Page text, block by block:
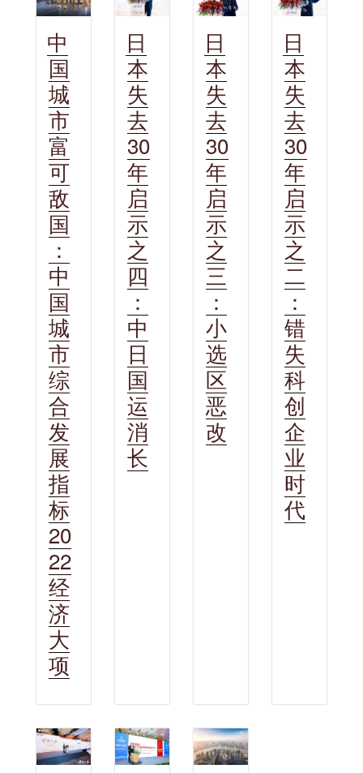
中
国
城
市
富
可
敌
国
：
中
国
城
市
综
合
发
展
指
标
20
22
经
济
大
项
日
本
失
去
30
年
启
示
之
四
：
中
日
国
运
消
长
日
本
失
去
30
年
启
示
之
三
：
小
选
区
恶
改
日
本
失
去
30
年
启
示
之
二
：
错
失
科
创
企
业
时
代